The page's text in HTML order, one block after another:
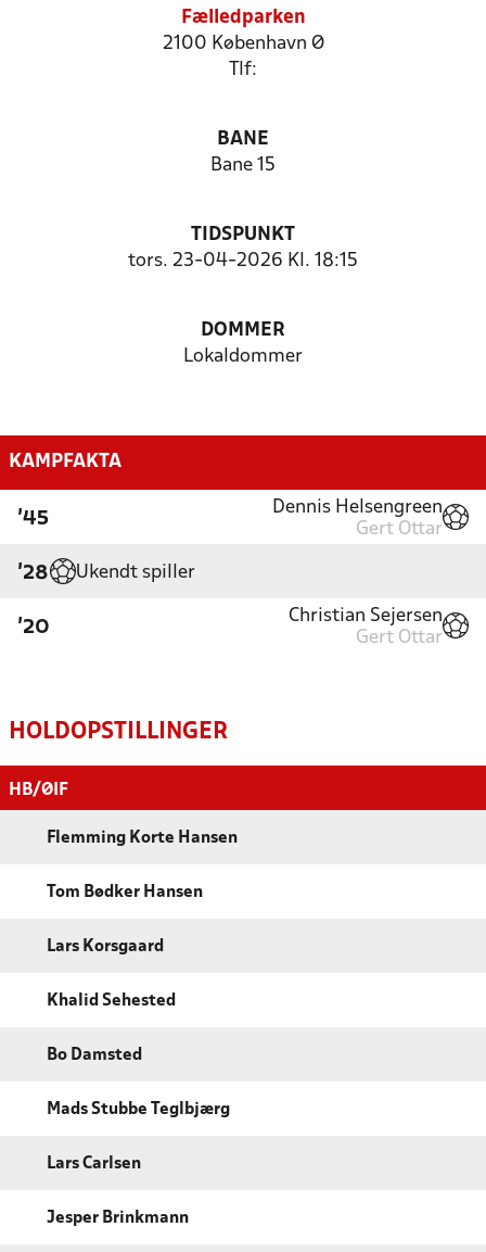
Fælledparken
2100 København Ø
Tlf:
BANE
Bane 15
TIDSPUNKT
tors. 23-04-2026 Kl. 18:15
DOMMER
Lokaldommer
KAMPFAKTA
'45
Dennis Helsengreen
Gert Ottar
'28 Ukendt spiller
'20
Christian Sejersen
Gert Ottar
HOLDOPSTILLINGER
HB/ØIF
Flemming Korte Hansen
Tom Bødker Hansen
Lars Korsgaard
Khalid Sehested
Bo Damsted
Mads Stubbe Teglbjærg
Lars Carlsen
Jesper Brinkmann